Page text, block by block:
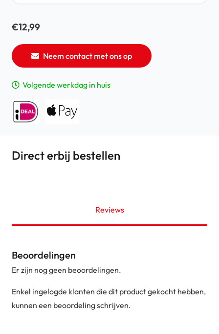
€12,99
Neem contact met ons op
Volgende werkdag in huis
Direct erbij bestellen
Reviews
Beoordelingen
Er zijn nog geen beoordelingen.
Enkel ingelogde klanten die dit product gekocht hebben,
kunnen een beoordeling schrijven.